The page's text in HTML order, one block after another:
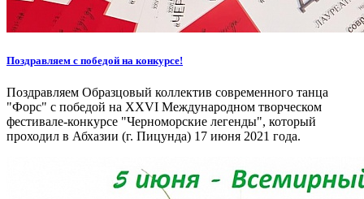
Поздравляем с победой на конкурсе!
Поздравляем Образцовый коллектив современного танца
"Форс" с победой на XXVI Международном творческом
фестивале-конкурсе "Черноморские легенды", который
проходил в Абхазии (г. Пицунда) 17 июня 2021 года.